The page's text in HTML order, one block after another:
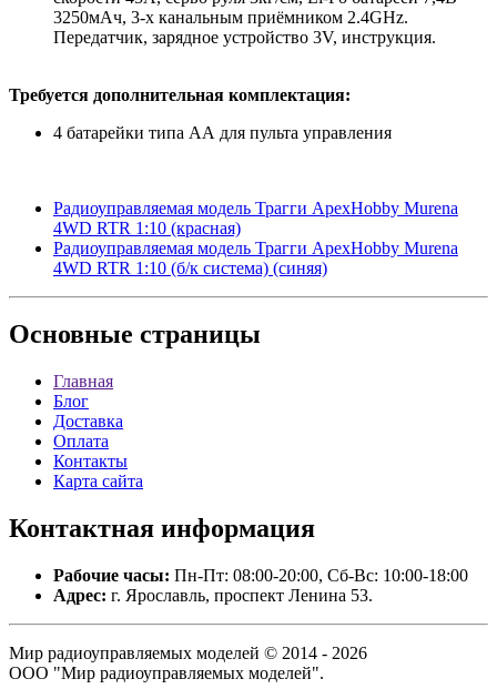
3250мАч, 3-х канальным приёмником 2.4GHz.
Передатчик, зарядное устройство 3V, инструкция.
Требуется дополнительная комплектация:
4 батарейки типа АА для пульта управления
Радиоуправляемая модель Трагги ApexHobby Murena
4WD RTR 1:10 (красная)
Радиоуправляемая модель Трагги ApexHobby Murena
4WD RTR 1:10 (б/к система) (синяя)
Основные страницы
Главная
Блог
Доставка
Оплата
Контакты
Карта сайта
Контактная информация
Рабочие часы: Пн-Пт: 08:00-20:00, Сб-Вс: 10:00-18:00
Адрес: г. Ярославль, проспект Ленина 53.
Мир радиоуправляемых моделей © 2014 - 2026
ООО "Мир радиоуправляемых моделей".